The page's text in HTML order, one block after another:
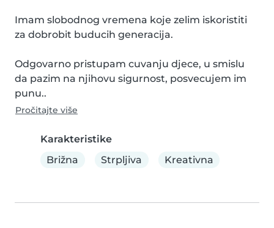
Imam slobodnog vremena koje zelim iskoristiti
za dobrobit buducih generacija.
Odgovarno pristupam cuvanju djece, u smislu
da pazim na njihovu sigurnost, posvecujem im
punu..
Pročitajte više
Karakteristike
Brižna
Strpljiva Kreativna